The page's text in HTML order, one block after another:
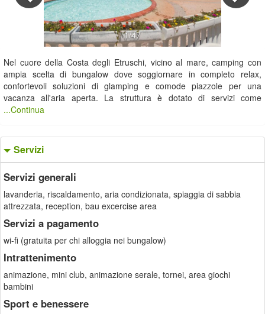
1/47
Nel cuore della Costa degli Etruschi, vicino al mare, camping con
ampia scelta di bungalow dove soggiornare in completo relax,
confortevoli soluzioni di glamping e comode piazzole per una
vacanza all'aria aperta. La struttura è dotato di servizi come
...Continua
Servizi
Servizi generali
lavanderia, riscaldamento, aria condizionata, spiaggia di sabbia
attrezzata, reception, bau excercise area
Servizi a pagamento
wi-fi (gratuita per chi alloggia nei bungalow)
Intrattenimento
animazione, mini club, animazione serale, tornei, area giochi
bambini
Sport e benessere